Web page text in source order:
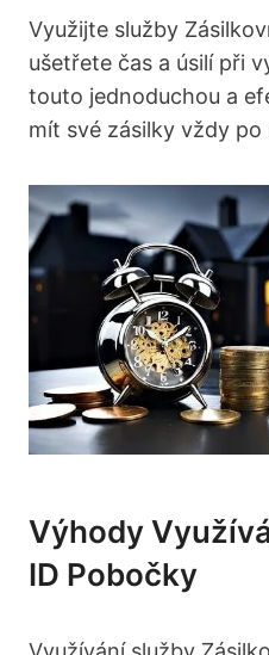
Využijte služby
ušetřete čas a úsilí při
touto jednoduchou a
mít své zásilky vždy po
Výhody
ID Pobočky